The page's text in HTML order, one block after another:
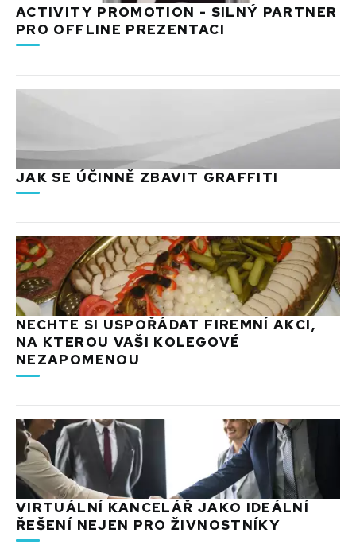
ACTIVITY PROMOTION - SILNÝ PARTNER
PRO OFFLINE PREZENTACI
JAK SE ÚČINNĚ ZBAVIT GRAFFITI
NECHTE SI USPOŘÁDAT FIREMNÍ AKCI,
NA KTEROU VAŠI KOLEGOVÉ
NEZAPOMENOU
VIRTUÁLNÍ KANCELÁŘ JAKO IDEÁLNÍ
ŘEŠENÍ NEJEN PRO ŽIVNOSTNÍKY